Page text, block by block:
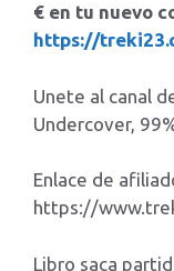
€ en tu nuevo
https://
Unete al canal
Undercover,
Enlace de
https://
Libro saca